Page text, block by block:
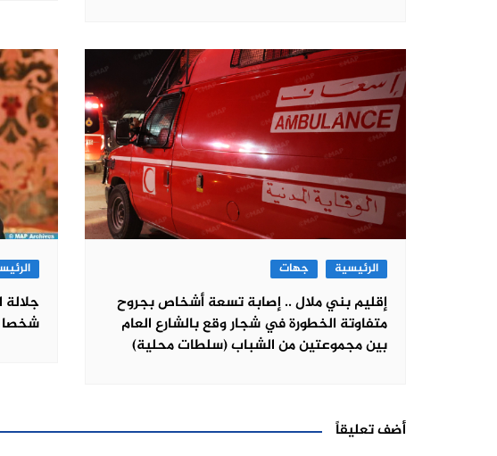
الرئيسية جهات
إقليم بني ملال .. إصابة تسعة أشخاص بجروح
متفاوتة الخطورة في شجار وقع بالشارع العام
بين مجموعتين من الشباب (سلطات محلية)
شخصا
أضف تعليقاً